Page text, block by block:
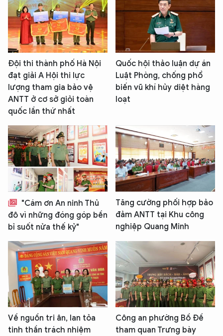
Đội thi thành phố Hà Nội
đạt giải A Hội thi lực
lượng tham gia bảo vệ
ANTT ở cơ sở giỏi toàn
quốc lần thứ nhất
Quốc hội thảo luận dự án
Luật Phòng, chống phổ
biến vũ khí hủy diệt hàng
loạt
"Cám ơn An ninh Thủ
đô vì những đóng góp bền
bỉ suốt nửa thế kỷ"
Tăng cường phối hợp bảo
đảm ANTT tại Khu công
nghiệp Quang Minh
Về nguồn tri ân, lan tỏa
tinh thần trách nhiệm
Công an phường Bồ Đề
tham quan Trưng bày
XIN CHÀO,
TÔI LÀ CHATBOT CỦA
Hãy hỏi tôi bất kỳ điều gì bạn cần biết về
An Ninh Thủ Đô nhé. Tôi sẵn sàng hỗ trợ!